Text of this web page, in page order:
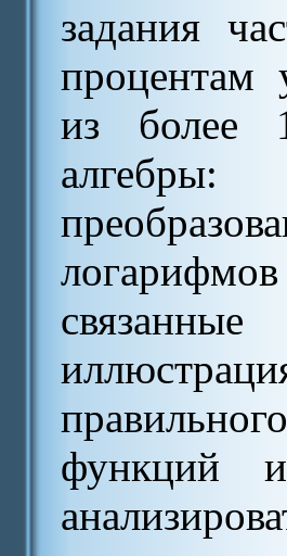
задания
процентам
из более
функций